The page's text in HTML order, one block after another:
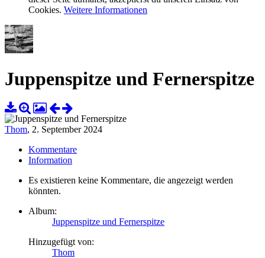
Cookies. Weitere Informationen
Juppenspitze und Fernerspitze
Thom, 2. September 2024
Kommentare
Information
Es existieren keine Kommentare, die angezeigt werden
könnten.
Album:
Juppenspitze und Fernerspitze
Hinzugefügt von:
Thom